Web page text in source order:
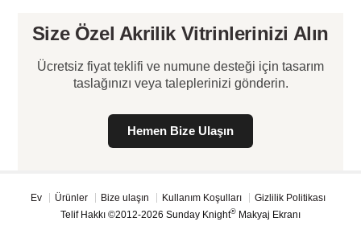
Size Özel Akrilik Vitrinlerinizi Alın
Ücretsiz fiyat teklifi ve numune desteği için tasarım
taslağınızı veya taleplerinizi gönderin.
Hemen Bize Ulaşın
Ev Ürünler Bize ulaşın Kullanım Koşulları
Gizlilik Politikası
Telif Hakkı ©2012-2026 Sunday Knight® Makyaj Ekranı